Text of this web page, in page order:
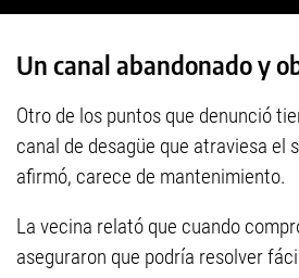
Un canal abandonado y
Otro de los puntos que denunció
canal de desagüe que atraviesa el
afirmó, carece de mantenimiento.
La vecina relató que cuando
aseguraron que podría resolver